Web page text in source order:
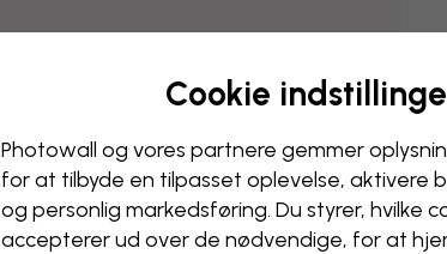
Cookie
Photowall og vores partnere gemmer
for at tilbyde en tilpasset oplevelse, aktivere
og personlig markedsføring. Du styrer, hvilke
accepterer ud over de nødvendige, for at